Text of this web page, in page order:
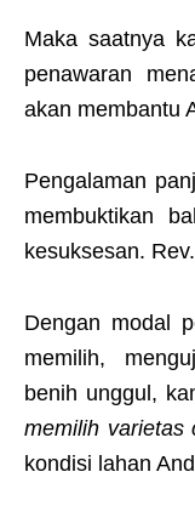
Maka saatnya
penawaran
akan membantu
Pengalaman
membuktikan
kesuksesan.
Dengan modal
memilih,
benih unggul,
memilih varietas
kondisi lahan